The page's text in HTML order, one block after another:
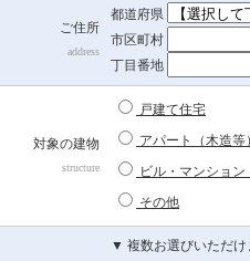
ご住所
address
都道府県
市区町村
丁目番地
対象の建物
structure
戸建て住宅
アパート（木造等）
ビル・マンション
その他
▼ 複数お選びいただけ